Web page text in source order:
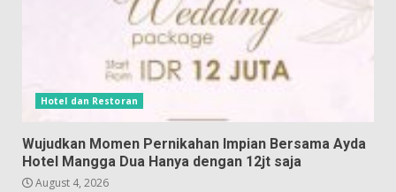
Hotel dan Restoran
Wujudkan Momen Pernikahan Impian Bersama Ayda
Hotel Mangga Dua Hanya dengan 12jt saja
August 4, 2026